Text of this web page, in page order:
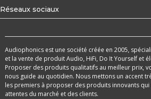
Réseaux sociaux
Audiophonics est une société créée en 2005,
et la vente de produit Audio, HiFi, Do It Yourself et
Proposer des produits qualitatifs au meilleur prix,
nous guide au quotidien. Nous mettons un accent
les premiers à proposer des produits innovants
attentes du marché et des clients.